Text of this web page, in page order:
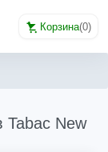
Корзина(0)
Tabac New